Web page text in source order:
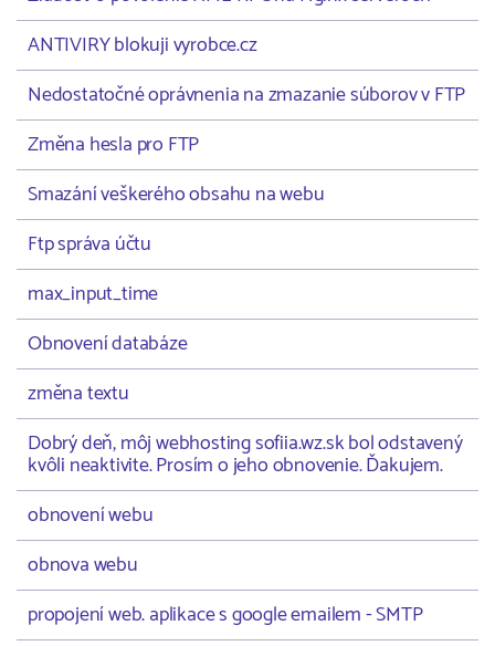
ANTIVIRY blokuji vyrobce.cz
Nedostatočné oprávnenia na zmazanie súborov v FTP
Změna hesla pro FTP
Smazání veškerého obsahu na webu
Ftp správa účtu
max_input_time
Obnovení databáze
změna textu
Dobrý deň, môj webhosting sofiia.wz.sk bol odstavený
kvôli neaktivite. Prosím o jeho obnovenie. Ďakujem.
obnovení webu
obnova webu
propojení web. aplikace s google emailem - SMTP